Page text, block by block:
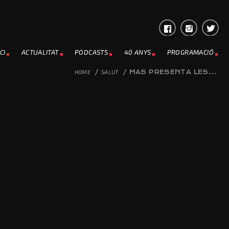
ACTUALITAT PODCASTS 40 ANYS PROGRAMACIÓ
HOME / SALUT / MAS PRESENTA LES...